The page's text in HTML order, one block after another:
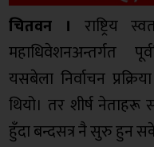
चितवन । राष्ट्रिय
महाधिवेशनअन्तर्गत
यसबेला निर्वाचन
थियो। तर शीर्ष
हुँदा बन्दसत्र नै सुरु हुन